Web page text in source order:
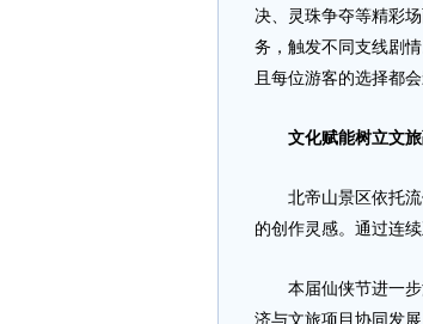
决、灵珠争夺等精彩
务，触发不同支线剧
且每位游客的选择都
文化赋能树立文
北帝山景区依托流
的创作灵感。通过连
本届仙侠节进一步
济与文旅项目协同发